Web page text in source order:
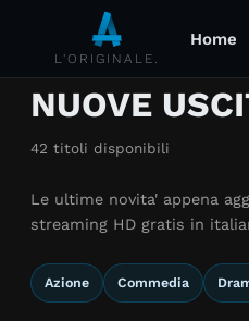
L'ORIGINALE.
Home
NUOVE
42 titoli disponibili
Le ultime novita' appena
streaming HD gratis in
Azione Commedia